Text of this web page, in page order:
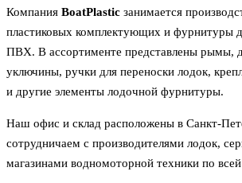
Компания BoatPlastic занимается
пластиковых комплектующих и фурнитуры
ПВХ. В ассортименте представлены рымы,
уключины, ручки для переноски лодок,
и другие элементы лодочной фурнитуры.
Наш офис и склад расположены в Санкт-
сотрудничаем с производителями лодок,
магазинами водномоторной техники по